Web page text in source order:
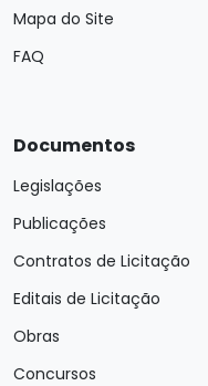
Mapa do Site
FAQ
Documentos
Legislações
Publicações
Contratos de Licitação
Editais de Licitação
Obras
Concursos